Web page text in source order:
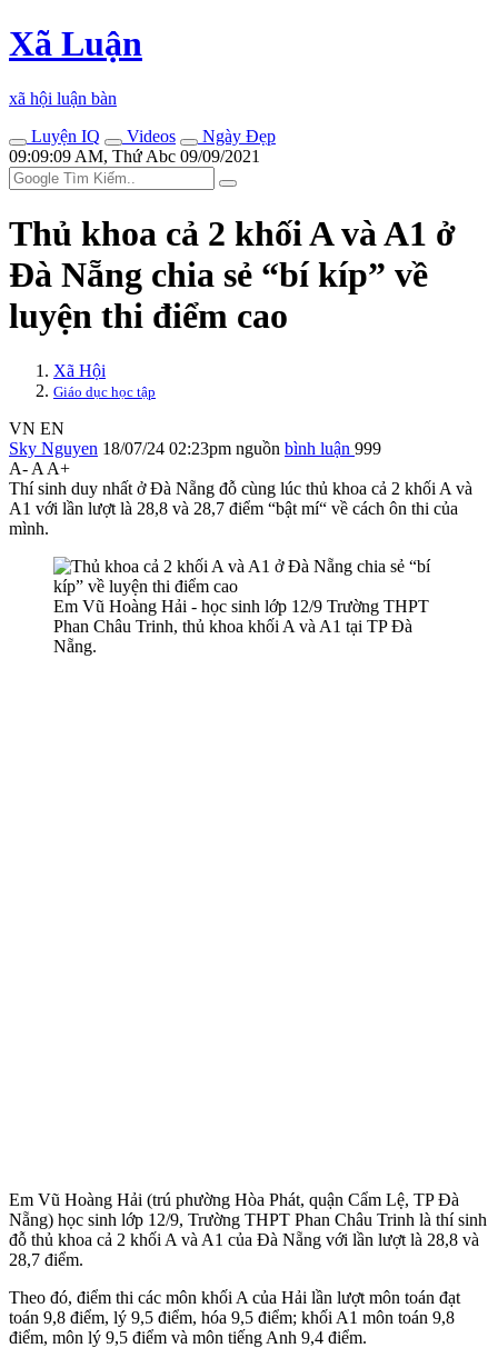
Xã Luận
xã hội luận bàn
Luyện IQ
Videos
Ngày Đẹp
09:09:09 AM, Thứ Abc 09/09/2021
Thủ khoa cả 2 khối A và A1 ở
Đà Nẵng chia sẻ “bí kíp” về
luyện thi điểm cao
Xã Hội
Giáo dục học tập
VN EN
Sky Nguyen 18/07/24 02:23pm nguồn bình luận 999
A- A A+
Thí sinh duy nhất ở Đà Nẵng đỗ cùng lúc thủ khoa cả 2 khối A và
A1 với lần lượt là 28,8 và 28,7 điểm “bật mí“ về cách ôn thi của
mình.
Em Vũ Hoàng Hải - học sinh lớp 12/9 Trường THPT
Phan Châu Trinh, thủ khoa khối A và A1 tại TP Đà
Nẵng.
Em Vũ Hoàng Hải (trú phường Hòa Phát, quận Cẩm Lệ, TP Đà
Nẵng) học sinh lớp 12/9, Trường THPT Phan Châu Trinh là thí sinh
đỗ thủ khoa cả 2 khối A và A1 của Đà Nẵng với lần lượt là 28,8 và
28,7 điểm.
Theo đó, điểm thi các môn khối A của Hải lần lượt môn toán đạt
toán 9,8 điểm, lý 9,5 điểm, hóa 9,5 điểm; khối A1 môn toán 9,8
điểm, môn lý 9,5 điểm và môn tiếng Anh 9,4 điểm.